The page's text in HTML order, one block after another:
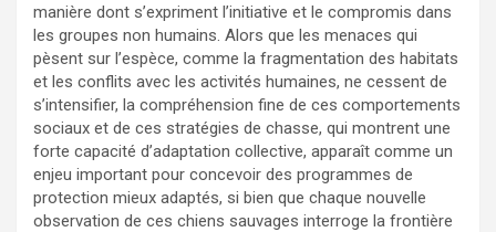
manière dont s’expriment l’initiative et le compromis dans
les groupes non humains. Alors que les menaces qui
pèsent sur l’espèce, comme la fragmentation des habitats
et les conflits avec les activités humaines, ne cessent de
s’intensifier, la compréhension fine de ces comportements
sociaux et de ces stratégies de chasse, qui montrent une
forte capacité d’adaptation collective, apparaît comme un
enjeu important pour concevoir des programmes de
protection mieux adaptés, si bien que chaque nouvelle
observation de ces chiens sauvages interroge la frontière